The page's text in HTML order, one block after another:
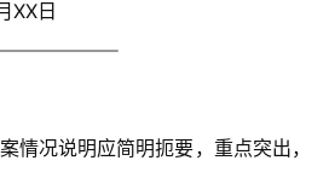
XX日
情况说明应简明扼要，重点突出，